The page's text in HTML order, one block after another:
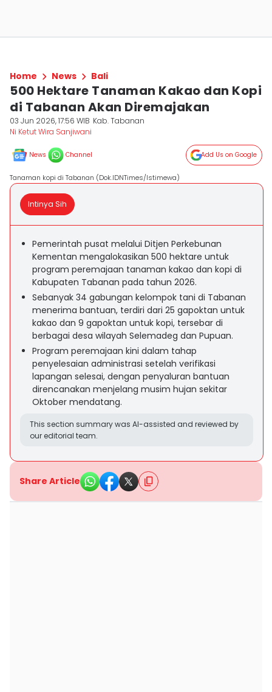
Home News Bali
500 Hektare Tanaman Kakao dan Kopi
di Tabanan Akan Diremajakan
03 Jun 2026, 17:56 WIB Kab. Tabanan
Ni Ketut Wira Sanjiwani
News Channel Add Us on Google
Tanaman kopi di Tabanan (Dok.IDNTimes/Istimewa)
Intinya Sih
Pemerintah pusat melalui Ditjen Perkebunan
Kementan mengalokasikan 500 hektare untuk
program peremajaan tanaman kakao dan kopi di
Kabupaten Tabanan pada tahun 2026.
Sebanyak 34 gabungan kelompok tani di Tabanan
menerima bantuan, terdiri dari 25 gapoktan untuk
kakao dan 9 gapoktan untuk kopi, tersebar di
berbagai desa wilayah Selemadeg dan Pupuan.
Program peremajaan kini dalam tahap
penyelesaian administrasi setelah verifikasi
lapangan selesai, dengan penyaluran bantuan
direncanakan menjelang musim hujan sekitar
Oktober mendatang.
This section summary was AI-assisted and reviewed by
our editorial team.
Share Article